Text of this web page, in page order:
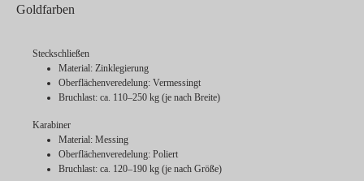
Goldfarben
Steckschließen
Material: Zinklegierung
Oberflächenveredelung: Vermessingt
Bruchlast: ca. 110–250 kg (je nach Breite)
Karabiner
Material: Messing
Oberflächenveredelung: Poliert
Bruchlast: ca. 120–190 kg (je nach Größe)